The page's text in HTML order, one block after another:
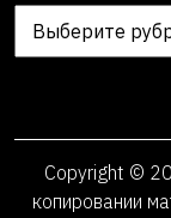
Рубрики
Copyright ©
копировании